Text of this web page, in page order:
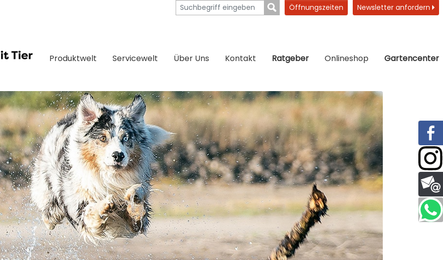
Öffnungszeiten Newsletter anfordern
Produktwelt Servicewelt Über Uns Kontakt Ratgeber Onlineshop Gartencenter